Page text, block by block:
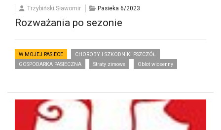
Trzybiński Sławomir Pasieka 6/2023
Rozważania po sezonie
W MOJEJ PASIECE
CHOROBY I SZKODNIKI PSZCZÓŁ
GOSPODARKA PASIECZNA
Straty zimowe Oblot wiosenny